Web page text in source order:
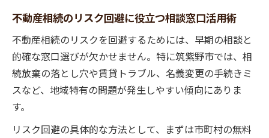
対応力と信頼性で選ぶ不動産相続の専門家
不動産相続のリスク回避に役立つ相談窓口活用術
不動産相続のリスクを回避するためには、早期の相談と
的確な窓口選びが欠かせません。特に筑紫野市では、相
続放棄の落とし穴や賃貸トラブル、名義変更の手続きミ
スなど、地域特有の問題が発生しやすい傾向にありま
す。
リスク回避の具体的な方法として、まずは市町村の無料